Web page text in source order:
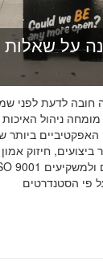
על
9001 ב-2026: מה חובה
ניהול
הכלים האפקטיביים
ביצועים, חיזוק